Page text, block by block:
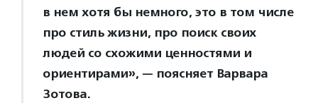
в нем хотя бы немного, это в том числе
про стиль жизни, про поиск своих
людей со схожими ценностями и
ориентирами», — поясняет Варвара
Зотова.